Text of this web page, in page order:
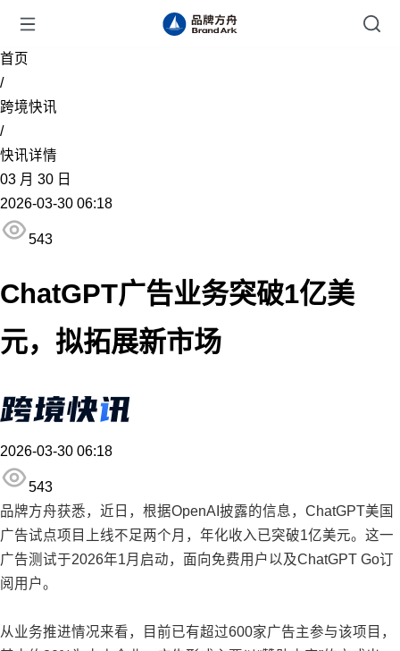
首页
/
跨境快讯
/
快讯详情
03 月 30 日
2026-03-30 06:18
543
ChatGPT广告业务突破1亿美
元，拟拓展新市场
2026-03-30 06:18
543
品牌方舟获悉，近日，根据OpenAI披露的信息，ChatGPT美国
广告试点项目上线不足两个月，年化收入已突破1亿美元。这一
广告测试于2026年1月启动，面向免费用户以及ChatGPT Go订
阅用户。
从业务推进情况来看，目前已有超过600家广告主参与该项目，